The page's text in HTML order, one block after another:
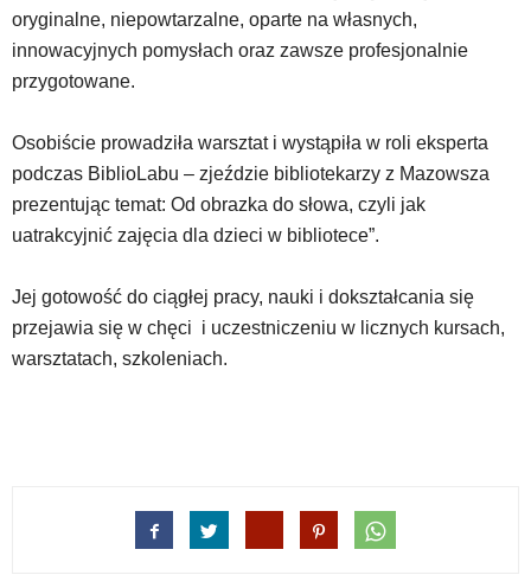
oryginalne, niepowtarzalne, oparte na własnych,
innowacyjnych pomysłach oraz zawsze profesjonalnie
przygotowane.
Osobiście prowadziła warsztat i wystąpiła w roli eksperta
podczas BiblioLabu – zjeździe bibliotekarzy z Mazowsza
prezentując temat: Od obrazka do słowa, czyli jak
uatrakcyjnić zajęcia dla dzieci w bibliotece”.
Jej gotowość do ciągłej pracy, nauki i dokształcania się
przejawia się w chęci i uczestniczeniu w licznych kursach,
warsztatach, szkoleniach.